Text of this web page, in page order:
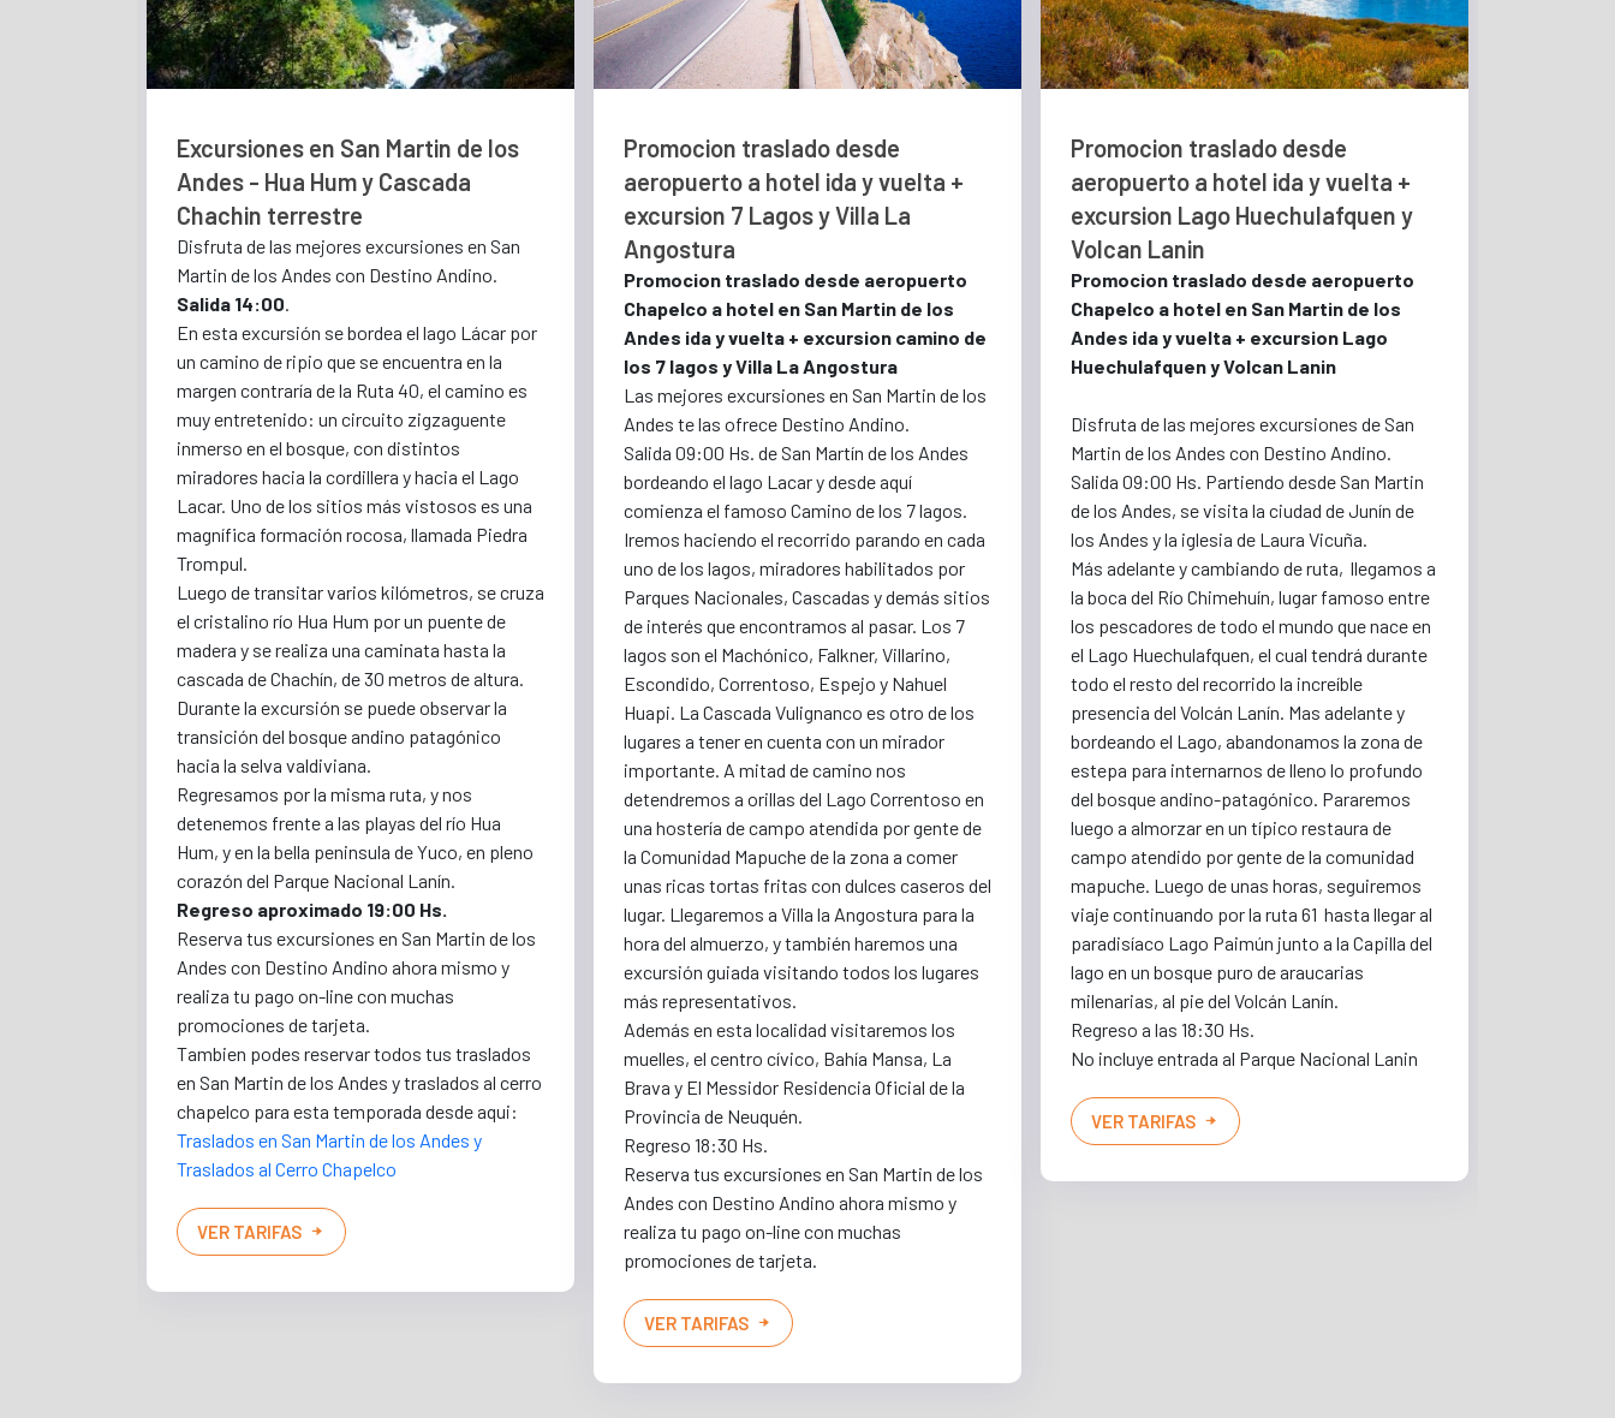
Excursiones en San Martin de los
Andes - Hua Hum y Cascada
Chachin terrestre
Disfruta de las mejores excursiones en San
Martin de los Andes con Destino Andino.
Salida 14:00.
En esta excursión se bordea el lago Lácar por
un camino de ripio que se encuentra en la
margen contraría de la Ruta 40, el camino es
muy entretenido: un circuito zigzaguente
inmerso en el bosque, con distintos
miradores hacia la cordillera y hacia el Lago
Lacar. Uno de los sitios más vistosos es una
magnífica formación rocosa, llamada Piedra
Trompul.
Luego de transitar varios kilómetros, se cruza
el cristalino río Hua Hum por un puente de
madera y se realiza una caminata hasta la
cascada de Chachín, de 30 metros de altura.
Durante la excursión se puede observar la
transición del bosque andino patagónico
hacia la selva valdiviana.
Regresamos por la misma ruta, y nos
detenemos frente a las playas del río Hua
Hum, y en la bella peninsula de Yuco, en pleno
corazón del Parque Nacional Lanín.
Regreso aproximado 19:00 Hs.
Reserva tus excursiones en San Martin de los
Andes con Destino Andino ahora mismo y
realiza tu pago on-line con muchas
promociones de tarjeta.
Tambien podes reservar todos tus traslados
en San Martin de los Andes y traslados al cerro
chapelco para esta temporada desde aqui:
Traslados en San Martin de los Andes y
Traslados al Cerro Chapelco
VER TARIFAS
Promocion traslado desde
aeropuerto a hotel ida y vuelta +
excursion 7 Lagos y Villa La
Angostura
Promocion traslado desde aeropuerto
Chapelco a hotel en San Martin de los
Andes ida y vuelta + excursion camino de
los 7 lagos y Villa La Angostura
Las mejores excursiones en San Martin de los
Andes te las ofrece Destino Andino.
Salida 09:00 Hs. de San Martín de los Andes
bordeando el lago Lacar y desde aquí
comienza el famoso Camino de los 7 lagos.
Iremos haciendo el recorrido parando en cada
uno de los lagos, miradores habilitados por
Parques Nacionales, Cascadas y demás sitios
de interés que encontramos al pasar. Los 7
lagos son el Machónico, Falkner, Villarino,
Escondido, Correntoso, Espejo y Nahuel
Huapi. La Cascada Vulignanco es otro de los
lugares a tener en cuenta con un mirador
importante. A mitad de camino nos
detendremos a orillas del Lago Correntoso en
una hostería de campo atendida por gente de
la Comunidad Mapuche de la zona a comer
unas ricas tortas fritas con dulces caseros del
lugar. Llegaremos a Villa la Angostura para la
hora del almuerzo, y también haremos una
excursión guiada visitando todos los lugares
más representativos.
Además en esta localidad visitaremos los
muelles, el centro cívico, Bahía Mansa, La
Brava y El Messidor Residencia Oficial de la
Provincia de Neuquén.
Regreso 18:30 Hs.
Reserva tus excursiones en San Martin de los
Andes con Destino Andino ahora mismo y
realiza tu pago on-line con muchas
promociones de tarjeta.
VER TARIFAS
Promocion traslado desde
aeropuerto a hotel ida y vuelta +
excursion Lago Huechulafquen y
Volcan Lanin
Promocion traslado desde aeropuerto
Chapelco a hotel en San Martin de los
Andes ida y vuelta + excursion Lago
Huechulafquen y Volcan Lanin
Disfruta de las mejores excursiones de San
Martin de los Andes con Destino Andino.
Salida 09:00 Hs. Partiendo desde San Martin
de los Andes, se visita la ciudad de Junín de
los Andes y la iglesia de Laura Vicuña.
Más adelante y cambiando de ruta, llegamos a
la boca del Río Chimehuín, lugar famoso entre
los pescadores de todo el mundo que nace en
el Lago Huechulafquen, el cual tendrá durante
todo el resto del recorrido la increíble
presencia del Volcán Lanín. Mas adelante y
bordeando el Lago, abandonamos la zona de
estepa para internarnos de lleno lo profundo
del bosque andino-patagónico. Pararemos
luego a almorzar en un típico restaura de
campo atendido por gente de la comunidad
mapuche. Luego de unas horas, seguiremos
viaje continuando por la ruta 61 hasta llegar al
paradisíaco Lago Paimún junto a la Capilla del
lago en un bosque puro de araucarias
milenarias, al pie del Volcán Lanín.
Regreso a las 18:30 Hs.
No incluye entrada al Parque Nacional Lanin
VER TARIFAS